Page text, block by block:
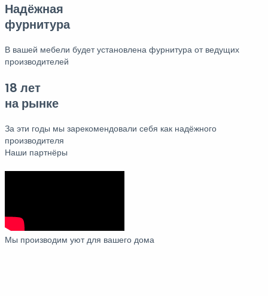
Надёжная
фурнитура
В вашей мебели будет установлена фурнитура от ведущих
производителей
18 лет
на рынке
За эти годы мы зарекомендовали себя как надёжного
производителя
Наши партнёры
Мы производим уют для вашего дома